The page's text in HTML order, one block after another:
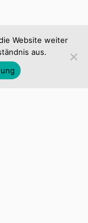
Website weiter
aus.